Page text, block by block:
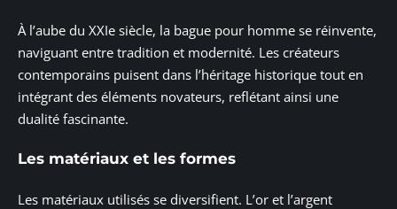
À l’aube du XXIe siècle, la bague pour homme se réinvente,
naviguant entre tradition et modernité. Les créateurs
contemporains puisent dans l’héritage historique tout en
intégrant des éléments novateurs, reflétant ainsi une
dualité fascinante.
Les matériaux et les formes
Les matériaux utilisés se diversifient. L’or et l’argent